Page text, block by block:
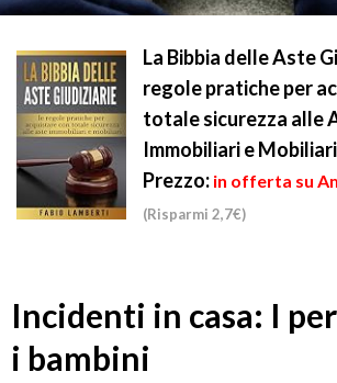
La Bibbia delle Aste
regole pratiche per
totale sicurezza alle
Immobiliari e Mobiliari
Prezzo: in offerta su
(Risparmi 2,7€)
Incidenti in casa: I
i bambini